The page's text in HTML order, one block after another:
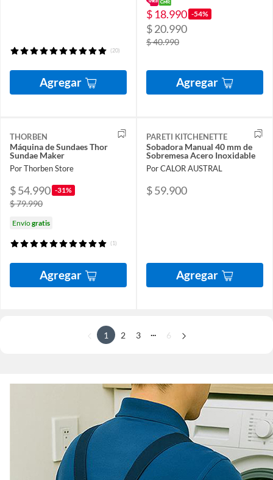
(20)
Agregar
$ 18.990 -54%
$ 20.990
$ 40.990
Agregar
THORBEN
Máquina de Sundaes Thor
Sundae Maker
Por Thorben Store
$ 54.990 -31%
$ 79.990
Envíogratis
(1)
Agregar
PARETI KITCHENETTE
Sobadora Manual 40 mm de
Sobremesa Acero Inoxidable
Por CALOR AUSTRAL
$ 59.900
Agregar
1 2 3 ... 6